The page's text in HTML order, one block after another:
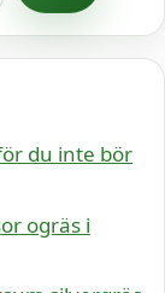
du inte bör
ogräs i